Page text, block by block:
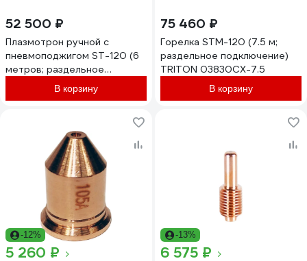
52 500 ₽
Плазмотрон ручной с
пневмоподжигом ST-120 (6
метров; раздельное
подключение) TRITON
В корзину
75 460 ₽
Горелка STM-120 (7.5 м;
раздельное подключение)
TRITON 03830CX-7.5
В корзину
-12%
5 260 ₽
-13%
6 575 ₽